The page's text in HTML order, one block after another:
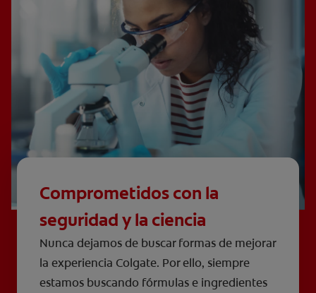
Comprometidos con la
seguridad y la ciencia
Nunca dejamos de buscar formas de mejorar
la experiencia Colgate. Por ello, siempre
estamos buscando fórmulas e ingredientes